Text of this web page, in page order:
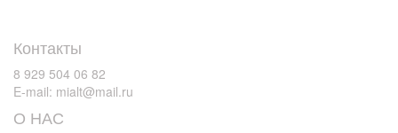
Контакты
8 929 504 06 82
E-mail: mialt@mail.ru
О НАС